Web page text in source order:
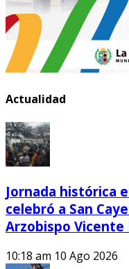
Actualidad
Jornada histórica
celebró a San
Arzobispo Vicente
10:18 am 10 Ago 2026